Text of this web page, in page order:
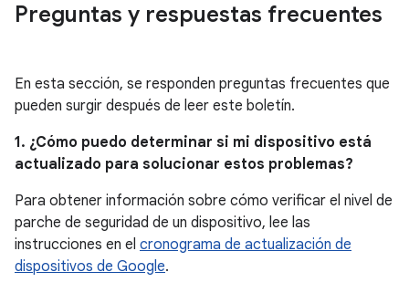
Preguntas y respuestas frecuentes
En esta sección, se responden preguntas frecuentes que
pueden surgir después de leer este boletín.
1. ¿Cómo puedo determinar si mi dispositivo está
actualizado para solucionar estos problemas?
Para obtener información sobre cómo verificar el nivel de
parche de seguridad de un dispositivo, lee las
instrucciones en el cronograma de actualización de
dispositivos de Google.